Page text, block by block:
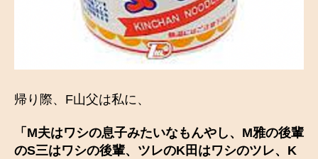
帰り際、F山父は私に、
「 M夫はワシの息子みたいなもんやし、M雅の後輩
のS三はワシの後輩、ツレのK田はワシのツレ、K